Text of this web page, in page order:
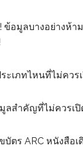
อมูลบางอย่างห้า
ะเภทไหนที่ไม่ควรเ
ลสำคัญที่ไม่ควรเปิ
ตร ARC หนังสือ